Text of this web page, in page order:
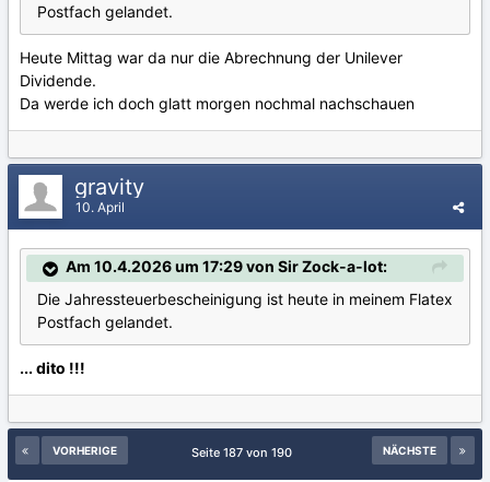
Postfach gelandet.
Heute Mittag war da nur die Abrechnung der Unilever
Dividende.
Da werde ich doch glatt morgen nochmal nachschauen
gravity
10. April
Am 10.4.2026 um 17:29 von Sir Zock-a-lot:
Die Jahressteuerbescheinigung ist heute in meinem Flatex
Postfach gelandet.
... dito !!!
VORHERIGE NÄCHSTE
Seite 187 von 190